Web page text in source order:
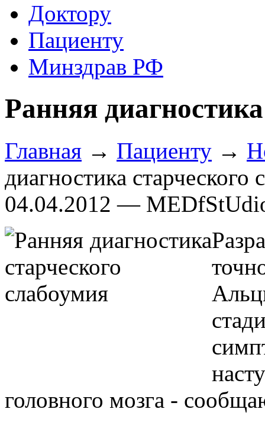
Доктору
Пациенту
Минздрав РФ
Ранняя
Главная → Пациенту →
диагностика старческого
04.04.2012 —
головного мозга -